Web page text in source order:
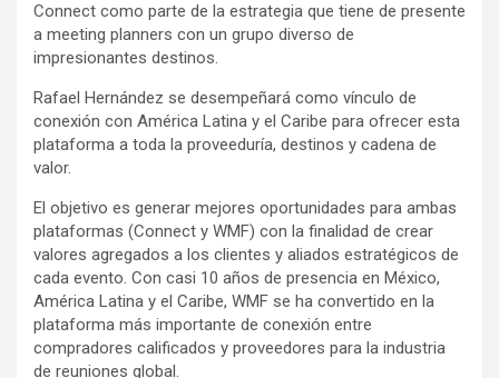
Connect como parte de la estrategia que tiene de presente
a meeting planners con un grupo diverso de
impresionantes destinos.
Rafael Hernández se desempeñará como vínculo de
conexión con América Latina y el Caribe para ofrecer esta
plataforma a toda la proveeduría, destinos y cadena de
valor.
El objetivo es generar mejores oportunidades para ambas
plataformas (Connect y WMF) con la finalidad de crear
valores agregados a los clientes y aliados estratégicos de
cada evento. Con casi 10 años de presencia en México,
América Latina y el Caribe, WMF se ha convertido en la
plataforma más importante de conexión entre
compradores calificados y proveedores para la industria
de reuniones global.